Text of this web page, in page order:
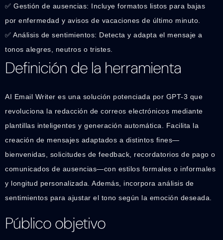
✅ Gestión de ausencias: Incluye formatos listos para bajas
por enfermedad y avisos de vacaciones de último minuto.
✅ Análisis de sentimientos: Detecta y adapta el mensaje a
tonos alegres, neutros o tristes.
Definición de la herramienta
AI Email Writer es una solución potenciada por GPT-3 que
revoluciona la redacción de correos electrónicos mediante
plantillas inteligentes y generación automática. Facilita la
creación de mensajes adaptados a distintos fines—
bienvenidas, solicitudes de feedback, recordatorios de pago o
comunicados de ausencias—con estilos formales o informales
y longitud personalizada. Además, incorpora análisis de
sentimientos para ajustar el tono según la emoción deseada.
Público objetivo